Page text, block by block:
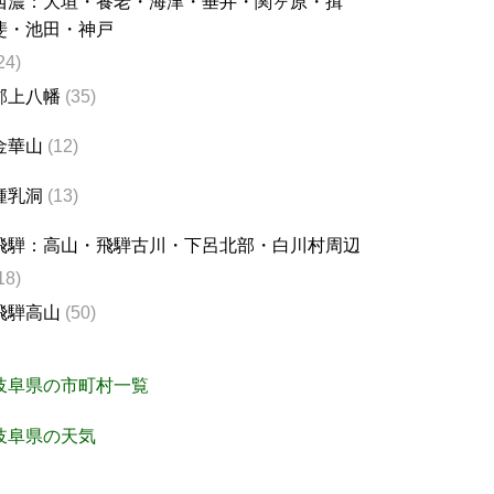
・池田・神戸
上八幡 (35)
華山 (12)
乳洞 (13)
騨：高山・飛騨古川・下呂北部・白川村周辺
騨高山 (50)
阜県の市町村一覧
阜県の天気